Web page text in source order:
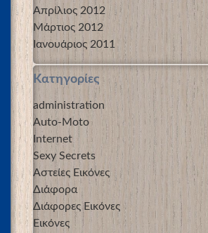
Απρίλιος 2012
Μάρτιος 2012
Ιανουάριος 2011
Kατηγορίες
administration
Auto-Moto
Internet
Sexy Secrets
Αστείες Εικόνες
Διάφορα
Διάφορες Εικόνες
Εικόνες